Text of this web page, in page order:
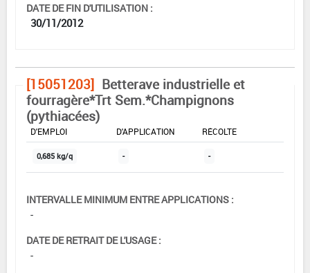
DATE DE FIN D'UTILISATION :
30/11/2012
[15051203] Betterave industrielle et
fourragère*Trt Sem.*Champignons
(pythiacées)
DOSE MAX
D'EMPLOI
D'APPLICATION
RÉCOLTE
0,685 kg/q - -
INTERVALLE MINIMUM ENTRE APPLICATIONS :
-
DATE DE RETRAIT DE L'USAGE :
-